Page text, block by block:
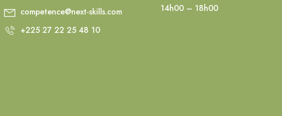
competence@next-skills.com
+225 27 22 25 48 10
14h00 – 18h00